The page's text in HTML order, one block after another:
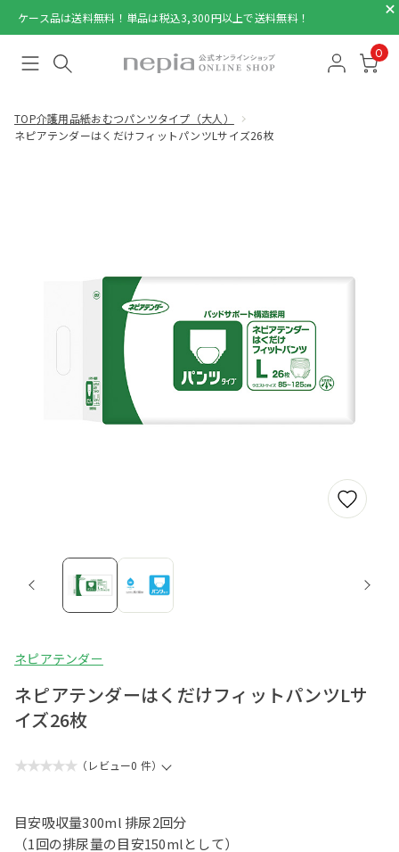
ケース品は送料無料！単品は税込3,300円以上で送料無料！
0
TOP介護用品紙おむつパンツタイプ（大人）
ネピアテンダーはくだけフィットパンツLサイズ26枚
ネピアテンダー
ネピアテンダーはくだけフィットパンツLサ
イズ26枚
★★★★★ （レビュー0 件）
目安吸収量300ml 排尿2回分
（1回の排尿量の目安150mlとして）